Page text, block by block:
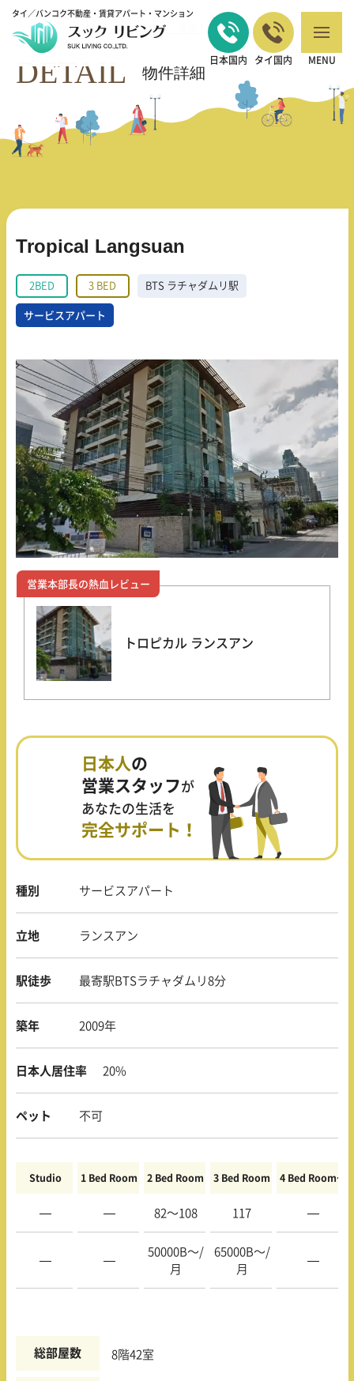
タイ／バンコク不動産・賃貸アパート・マンション
日本国内 タイ国内 MENU
バンコクの不動産・賃貸 TOP>2BED> Tropical Langsuan
DETAIL 物件詳細
Tropical Langsuan
2BED 3 BED BTS ラチャダムリ駅
サービスアパート
営業本部長の熱血レビュー
トロピカル ランスアン
種別 サービスアパート
立地 ランスアン
駅徒歩 最寄駅BTSラチャダムリ8分
築年 2009年
日本人居住率 20%
ペット 不可
日本人の
営業スタッフが
あなたの生活を
完全サポート！
Studio 1 Bed Room 2 Bed Room 3 Bed Room 4 Bed Room〜
— — 82〜108 117 —
— —
50000B〜/
月
65000B〜/
月
—
総部屋数 8階42室